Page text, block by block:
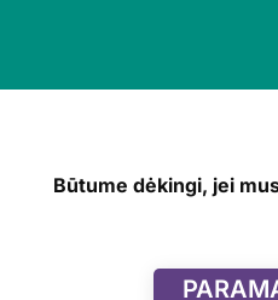
Būtume dėkingi, jei